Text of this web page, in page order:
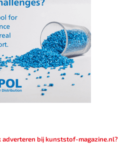
adverteren bij kunststof-magazine.nl?